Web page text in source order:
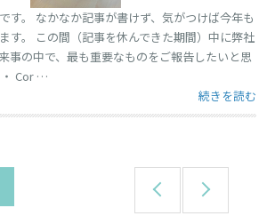
す。 なかなか記事が書けず、気がつけば今年も
す。 この間（記事を休んできた期間）中に弊社
事の中で、最も重要なものをご報告したいと思
・ Cor …
“2022 Small
続きを読む
前
のペ
ージ
次
のペ
ージ